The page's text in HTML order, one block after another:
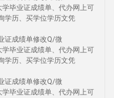
毕业证成绩单、代办网上可
学历、买学位学历文凭
证成绩单修改Q/微
毕业证成绩单、代办网上可
学历、买学位学历文凭
证成绩单修改Q/微
毕业证成绩单、代办网上可